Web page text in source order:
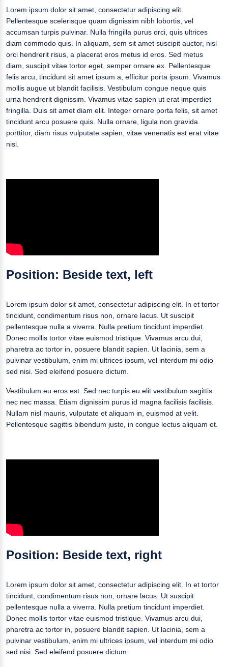
Lorem ipsum dolor sit amet, consectetur adipiscing elit.
Pellentesque scelerisque quam dignissim nibh lobortis, vel
accumsan turpis pulvinar. Nulla fringilla purus orci, quis ultrices
diam commodo quis. In aliquam, sem sit amet suscipit auctor, nisl
orci hendrerit risus, a placerat eros metus id eros. Sed metus
diam, suscipit vitae tortor eget, semper ornare ex. Pellentesque
felis arcu, tincidunt sit amet ipsum a, efficitur porta ipsum. Vivamus
mollis augue ut blandit facilisis. Vestibulum congue neque quis
urna hendrerit dignissim. Vivamus vitae sapien ut erat imperdiet
fringilla. Duis sit amet diam elit. Integer ornare porta felis, sit amet
tincidunt arcu posuere quis. Nulla ornare, ligula non gravida
porttitor, diam risus vulputate sapien, vitae venenatis est erat vitae
nisi.
Position: Beside text, left
Lorem ipsum dolor sit amet, consectetur adipiscing elit. In et tortor
tincidunt, condimentum risus non, ornare lacus. Ut suscipit
pellentesque nulla a viverra. Nulla pretium tincidunt imperdiet.
Donec mollis tortor vitae euismod tristique. Vivamus arcu dui,
pharetra ac tortor in, posuere blandit sapien. Ut lacinia, sem a
pulvinar vestibulum, enim mi ultrices ipsum, vel interdum mi odio
sed nisi. Sed eleifend posuere dictum.
Vestibulum eu eros est. Sed nec turpis eu elit vestibulum sagittis
nec nec massa. Etiam dignissim purus id magna facilisis facilisis.
Nullam nisl mauris, vulputate et aliquam in, euismod at velit.
Pellentesque sagittis bibendum justo, in congue lectus aliquam et.
Position: Beside text, right
Lorem ipsum dolor sit amet, consectetur adipiscing elit. In et tortor
tincidunt, condimentum risus non, ornare lacus. Ut suscipit
pellentesque nulla a viverra. Nulla pretium tincidunt imperdiet.
Donec mollis tortor vitae euismod tristique. Vivamus arcu dui,
pharetra ac tortor in, posuere blandit sapien. Ut lacinia, sem a
pulvinar vestibulum, enim mi ultrices ipsum, vel interdum mi odio
sed nisi. Sed eleifend posuere dictum.